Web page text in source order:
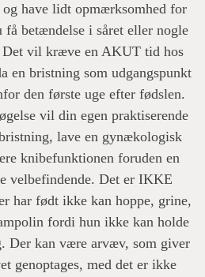
have lidt opmærksomhed for
få betændelse i såret eller nogle
Det vil kræve en AKUT tid hos
en bristning som udgangspunkt
den første uge efter fødslen.
vil din egen praktiserende
lave en gynækologisk
knibefunktionen foruden en
velbefindende. Det er IKKE
har født ikke kan hoppe, grine,
fordi hun ikke kan holde
Der kan være arvæv, som giver
genoptages, med det er ikke